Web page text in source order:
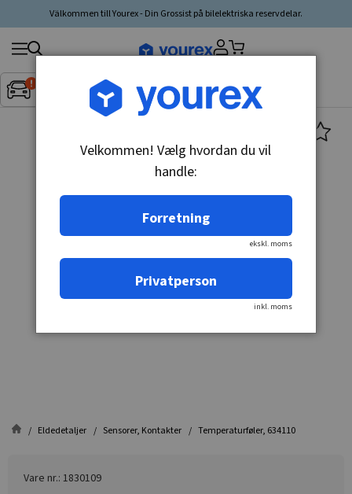
Välkommen till Yourex - Din Grossist på bilelektriska reservdelar.
Inget fordon valt▼
Søg
produkt,
producent,
Eldedetaljer Sensorer, Kontakter Temperaturføler, 634110
Vare nr.: 1830109
Velkommen! Vælg hvordan du vil
handle:
Forretning
ekskl. moms
Privatperson
inkl. moms